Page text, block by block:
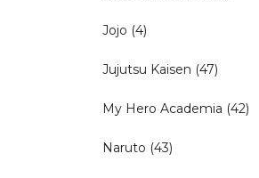
Jojo (4)
Jujutsu Kaisen (47)
My Hero Academia (42)
Naruto (43)